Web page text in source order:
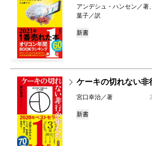
アンデシュ・ハンセン／著
葉子／訳
新書
ケーキの切れない非
宮口幸治／著
新書